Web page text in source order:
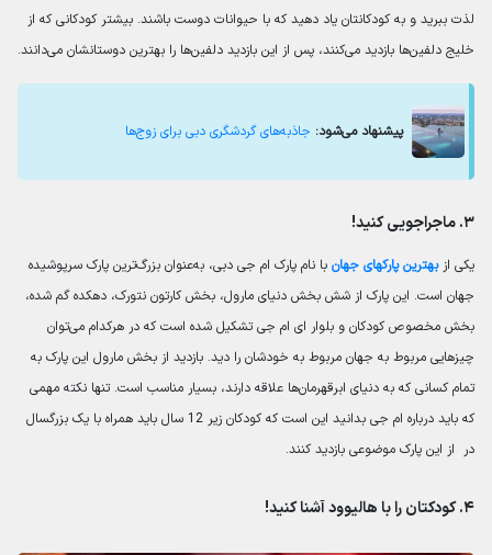
لذت ببرید و به کودکانتان یاد دهید که با حیوانات دوست باشند. بیشتر کودکانی که از
خلیج دلفین‌ها بازدید می‌کنند، پس از این بازدید دلفین‌ها را بهترین دوستانشان می‌دانند.
پیشنهاد می‌شود: جاذبه‌های گردشگری دبی برای زوج‌ها
۳. ماجراجویی کنید!
یکی ازبهترین پارکهای‌ جهان با نام پارک ام جی دبی، به‌عنوان بزرگ‌ترین پارک سرپوشیده
جهان است. این پارک از شش بخش دنیای مارول، بخش کارتون نتورک، دهکده گم شده،
بخش مخصوص کودکان و بلوار ای ام جی تشکیل شده است که در هرکدام می‌توان
چیزهایی مربوط به جهان مربوط به خودشان را دید. بازدید از بخش مارول این پارک به
تمام کسانی که به دنیای ابرقهرمان‌ها علاقه دارند، بسیار مناسب است. تنها نکته مهمی
که باید درباره ام جی بدانید این است که کودکان زیر 12 سال باید همراه با یک بزرگسال
در از این پارک موضوعی بازدید کنند.
۴. کودکتان را با هالیوود آشنا کنید!